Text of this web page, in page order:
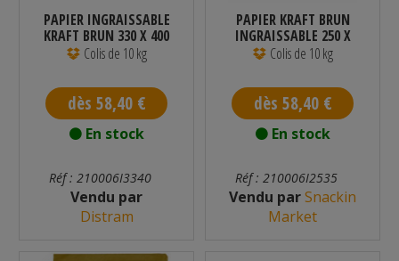
PAPIER INGRAISSABLE
KRAFT BRUN 330 X 400
MM 10 KG
Colis de 10 kg
dès 58,40 €
En stock
Réf : 210006I3340
Vendu par
Distram
PAPIER KRAFT BRUN
INGRAISSABLE 250 X
330 MM 10 KG
Colis de 10 kg
dès 58,40 €
En stock
Réf : 210006I2535
Vendu parSnackin
Market